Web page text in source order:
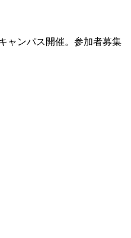
ャンパス開催。参加者募集